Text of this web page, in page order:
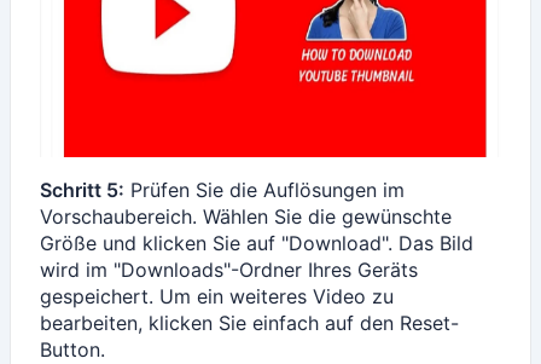
Schritt 5: Prüfen Sie die Auflösungen im
Vorschaubereich. Wählen Sie die gewünschte
Größe und klicken Sie auf "Download". Das Bild
wird im "Downloads"-Ordner Ihres Geräts
gespeichert. Um ein weiteres Video zu
bearbeiten, klicken Sie einfach auf den Reset-
Button.